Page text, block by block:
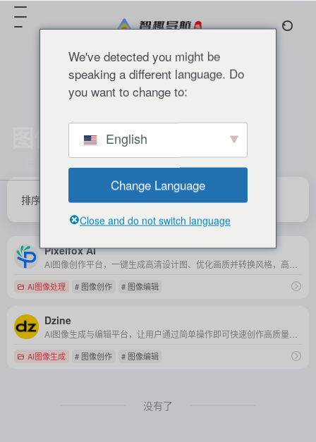
图像创作
排序 发布 更新 浏览 点赞
Pixelfox AI
AI图像处理 # 图像创作 # 图像编辑
Dzine
AI图像生成 # 图像创作 # 图像编辑
没有了
We've detected you might be
speaking a different language. Do
you want to change to:
English
Change Language
Close and do not switch language